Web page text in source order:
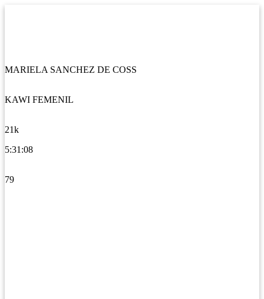
MARIELA SANCHEZ DE COSS
KAWI FEMENIL
21k
5:31:08
79